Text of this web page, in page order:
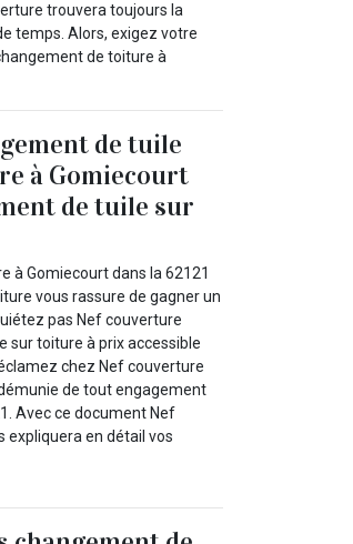
trouvera toujours la
temps. Alors, exigez votre
de toiture à
de tuile
à Gomiecourt
de tuile sur
à Gomiecourt dans la 62121
vous rassure de gagner un
pas Nef couverture
sur toiture à prix accessible
chez Nef couverture
de tout engagement
Avec ce document Nef
expliquera en détail vos